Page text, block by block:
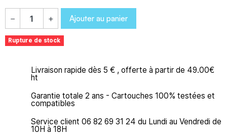
− + Ajouter au panier
Rupture de stock
Livraison rapide dès 5 € , offerte à partir de 49.00€
ht
Garantie totale 2 ans - Cartouches 100% testées et
compatibles
Service client 06 82 69 31 24 du Lundi au Vendredi de
10H à 18H